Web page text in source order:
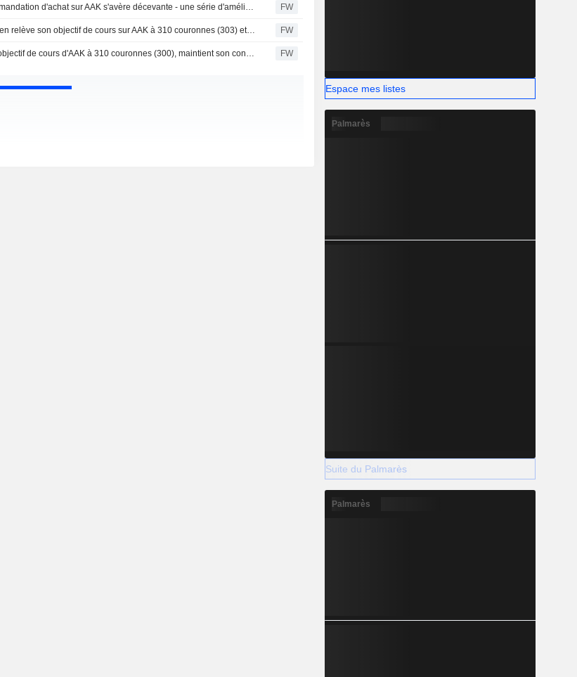
Di : La recommandation d'achat sur AAK s'avère décevante - une série d'améliorations est nécessaire FW
Handelsbanken relève son objectif de cours sur AAK à 310 couronnes (303) et réitère son conseil d'achat - BN FW
UBS relève l'objectif de cours d'AAK à 310 couronnes (300), maintient son conseil à l'achat FW
Espace mes listes
Palmarès
Suite du Palmarès
Palmarès